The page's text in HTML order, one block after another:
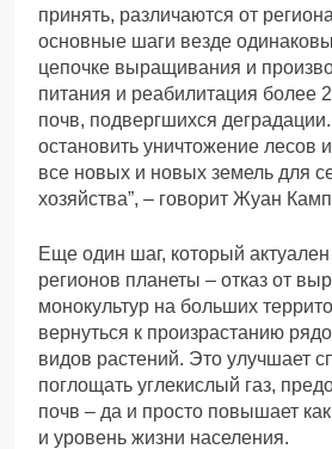
принять, различаются от
основные шаги везде
цепочке выращивания и
питания и реабилитация более
почв, подвергшихся
остановить уничтожение лесов
все новых и новых земель для
хозяйства”, – говорит Жуан
Еще один шаг, который
регионов планеты – отказ от
монокультур на больших
вернуться к произрастанию
видов растений. Это улучшает
поглощать углекислый газ,
почв – да и просто повышает
и уровень жизни населения.